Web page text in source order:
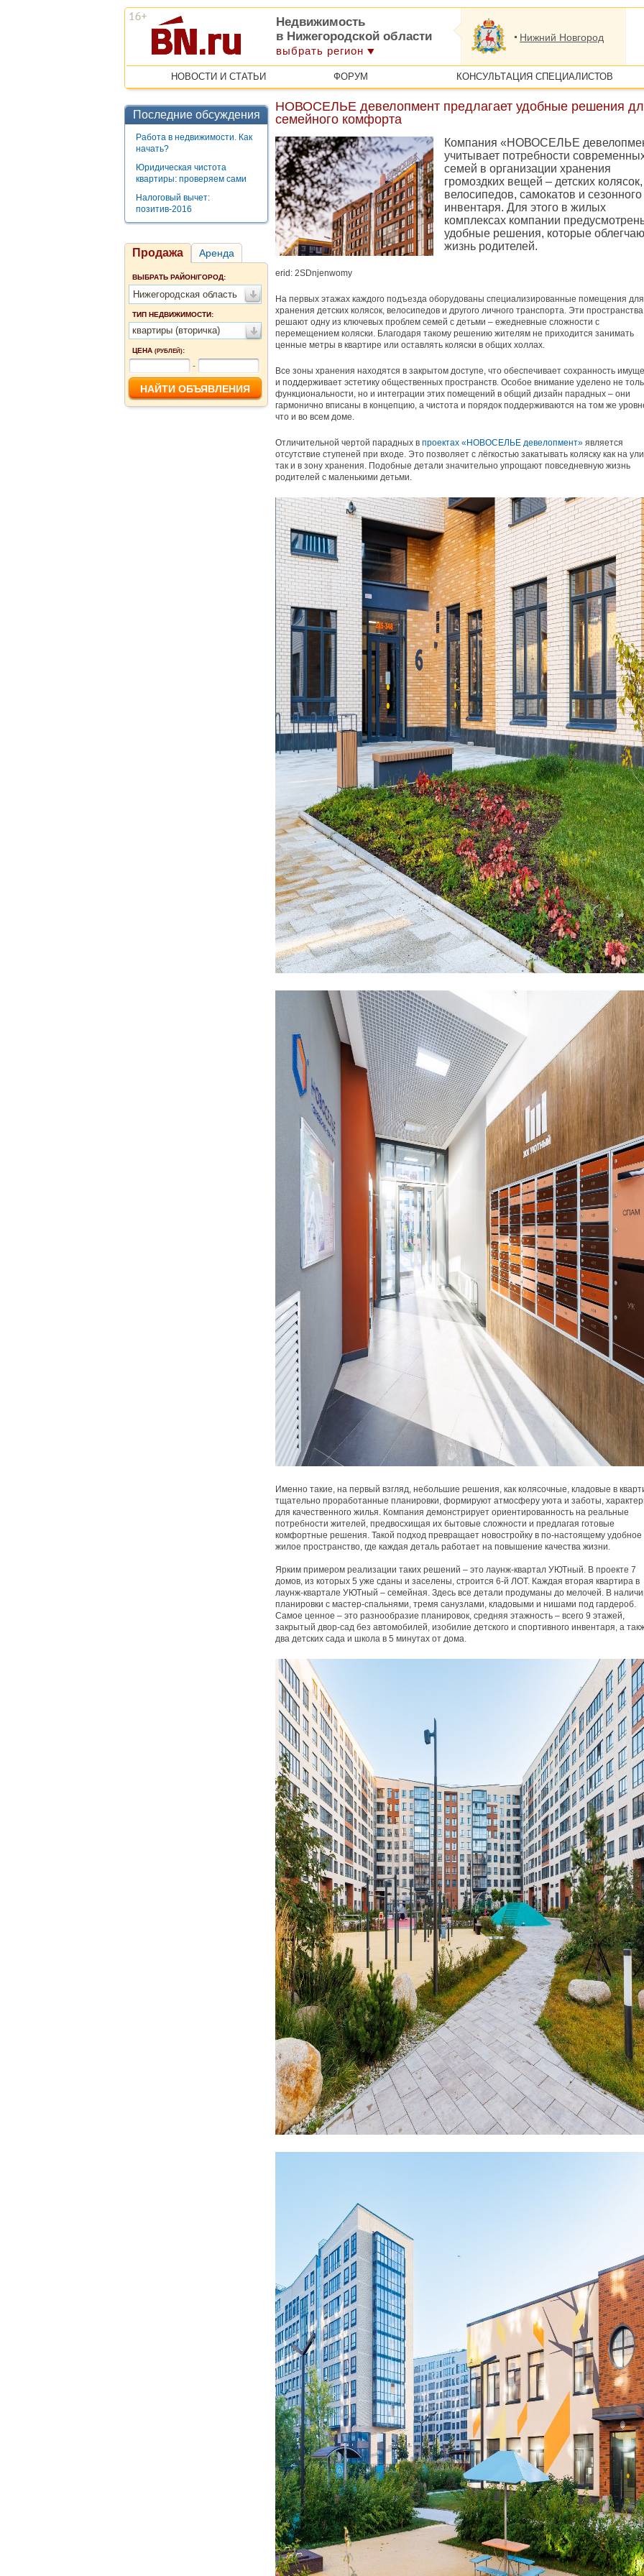
Недвижимость
в Нижегородской области
выбрать регион
Нижний Новгород
НОВОСТИ И СТАТЬИ ФОРУМ КОНСУЛЬТАЦИЯ СПЕЦИАЛИСТОВ
Последние обсуждения
Работа в недвижимости. Как
начать?
Юридическая чистота
квартиры: проверяем сами
Налоговый вычет:
позитив-2016
Продажа Аренда
ВЫБРАТЬ РАЙОН/ГОРОД:
Нижегородская область
ТИП НЕДВИЖИМОСТИ:
квартиры (вторичка)
ЦЕНА (РУБЛЕЙ):
-
НОВОСЕЛЬЕ девелопмент предлагает удобные решения
семейного комфорта
Компания «НОВОСЕЛЬЕ
учитывает потребности
семей в организации хранения
громоздких вещей – детских колясок,
велосипедов, самокатов и сезонного
инвентаря. Для этого в жилых
комплексах компании
удобные решения, которые
жизнь родителей.
erid: 2SDnjenwomy
На первых этажах каждого подъезда оборудованы специализированные помещения для
хранения детских колясок, велосипедов и другого личного транспорта. Эти пространства
решают одну из ключевых проблем семей с детьми – ежедневные сложности с
перемещением коляски. Благодаря такому решению жителям не приходится занимать
ценные метры в квартире или оставлять коляски в общих холлах.
Все зоны хранения находятся в закрытом доступе, что обеспечивает сохранность
и поддерживает эстетику общественных пространств. Особое внимание уделено не
функциональности, но и интеграции этих помещений в общий дизайн парадных – они
гармонично вписаны в концепцию, а чистота и порядок поддерживаются на том же
что и во всем доме.
Отличительной чертой парадных в проектах «НОВОСЕЛЬЕ девелопмент» является
отсутствие ступеней при входе. Это позволяет с лёгкостью закатывать коляску как на
так и в зону хранения. Подобные детали значительно упрощают повседневную жизнь
родителей с маленькими детьми.
Именно такие, на первый взгляд, небольшие решения, как колясочные, кладовые в
тщательно проработанные планировки, формируют атмосферу уюта и заботы,
для качественного жилья. Компания демонстрирует ориентированность на реальные
потребности жителей, предвосхищая их бытовые сложности и предлагая готовые
комфортные решения. Такой подход превращает новостройку в по-настоящему удобное
жилое пространство, где каждая деталь работает на повышение качества жизни.
Ярким примером реализации таких решений – это лаунж-квартал УЮТный. В проекте 7
домов, из которых 5 уже сданы и заселены, строится 6-й ЛОТ. Каждая вторая квартира в
лаунж-квартале УЮТный – семейная. Здесь все детали продуманы до мелочей. В
планировки с мастер-спальнями, тремя санузлами, кладовыми и нишами под гардероб.
Самое ценное – это разнообразие планировок, средняя этажность – всего 9 этажей,
закрытый двор-сад без автомобилей, изобилие детского и спортивного инвентаря, а
два детских сада и школа в 5 минутах от дома.